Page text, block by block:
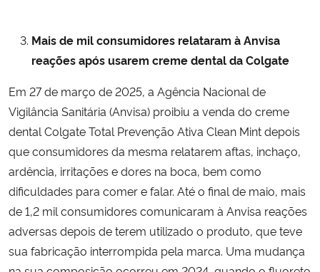
Mais de mil consumidores relataram à Anvisa
reações após usarem creme dental da Colgate
Em 27 de março de 2025, a Agência Nacional de
Vigilância Sanitária (Anvisa) proibiu a venda do creme
dental Colgate Total Prevenção Ativa Clean Mint depois
que consumidores da mesma relatarem aftas, inchaço,
ardência, irritações e dores na boca, bem como
dificuldades para comer e falar. Até o final de maio, mais
de 1,2 mil consumidores comunicaram à Anvisa reações
adversas depois de terem utilizado o produto, que teve
sua fabricação interrompida pela marca. Uma mudança